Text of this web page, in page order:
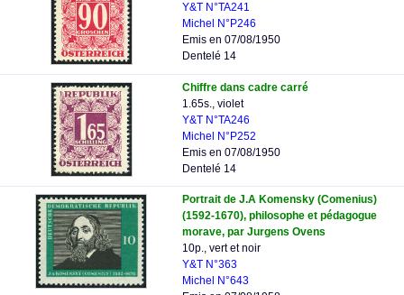
Y&T N°TA241
Michel N°P246
Emis en 07/08/1950
Dentelé 14
Chiffre dans cadre carré
1.65s., violet
Y&T N°TA246
Michel N°P252
Emis en 07/08/1950
Dentelé 14
Portrait de J.A Komensky (Comenius)
(1592-1670), philosophe et pédagogue
morave, par Jurgens Ovens
10p., vert et noir
Y&T N°363
Michel N°643